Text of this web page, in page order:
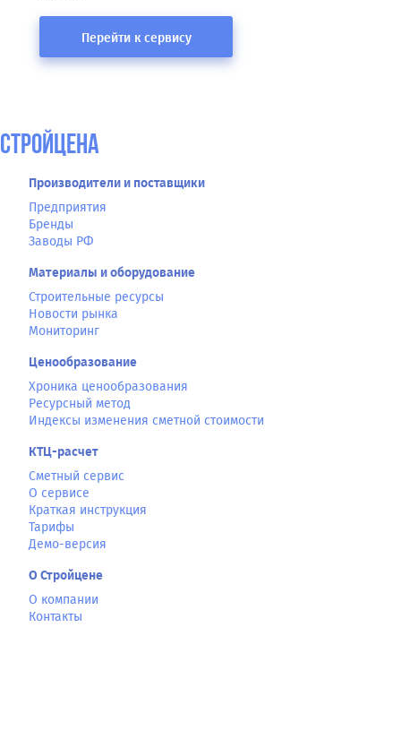
Перейти к сервису
СтройЦена
Производители и поставщики
Предприятия
Бренды
Заводы РФ
Материалы и оборудование
Строительные ресурсы
Новости рынка
Мониторинг
Ценообразование
Хроника ценообразования
Ресурсный метод
Индексы изменения сметной стоимости
КТЦ-расчет
Сметный сервис
О сервисе
Краткая инструкция
Тарифы
Демо-версия
О Стройцене
О компании
Контакты